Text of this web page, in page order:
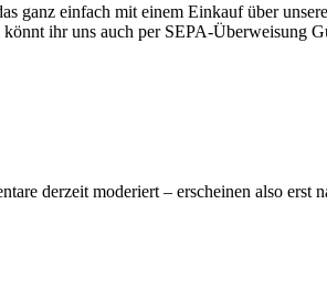
ganz einfach mit einem Einkauf über
ihr uns auch per SEPA-
derzeit moderiert – erscheinen also erst